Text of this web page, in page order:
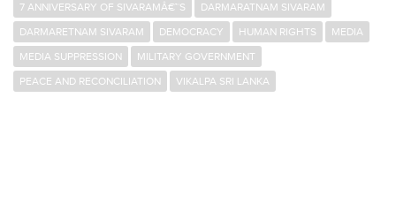
7 ANNIVERSARY OF SIVARAMÂ€™S
DARMARATNAM SIVARAM
DARMARETNAM SIVARAM
DEMOCRACY HUMAN RIGHTS
MEDIA
MEDIA SUPPRESSION
MILITARY GOVERNMENT
PEACE AND RECONCILIATION
VIKALPA SRI LANKA